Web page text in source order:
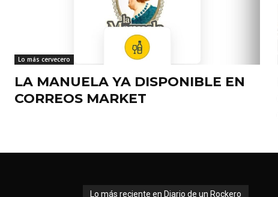
Lo más cervecero
LA MANUELA YA DISPONIBLE EN
CORREOS MARKET
Lo más reciente en Diario de un Rockero